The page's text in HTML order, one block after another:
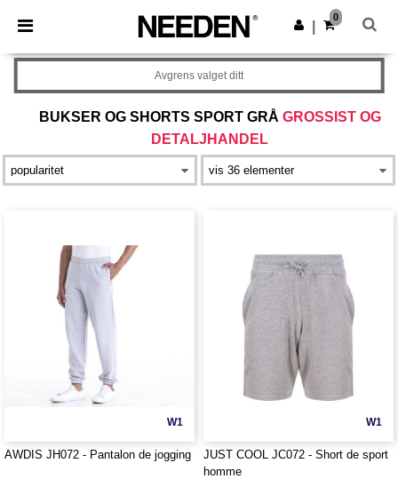
× Needen-app
Bedre priser i appen!
Last ned app
0
BUKSER OG SHORTS SPORT GRÅ GROSSIST OG
DETALJHANDEL
Avgrens valget ditt
W1
AWDIS JH072 - Pantalon de jogging
W1
JUST COOL JC072 - Short de sport
homme